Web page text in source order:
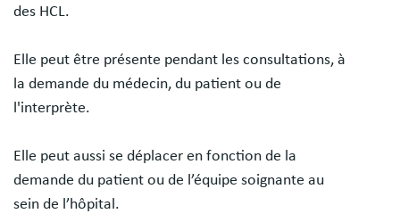
des HCL.
Elle peut être présente pendant les consultations, à
la demande du médecin, du patient ou de
l'interprète.
Elle peut aussi se déplacer en fonction de la
demande du patient ou de l’équipe soignante au
sein de l’hôpital.